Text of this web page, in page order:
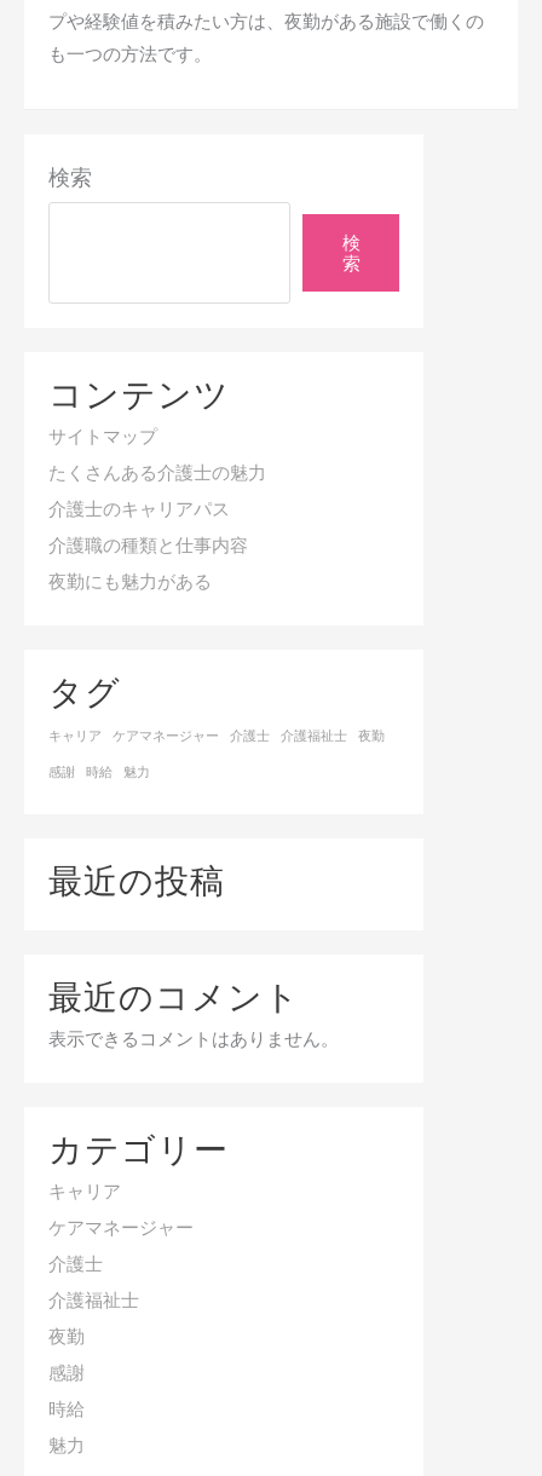
プや経験値を積みたい方は、夜勤がある施設で働くの
も一つの方法です。
検索
検
索
コンテンツ
サイトマップ
たくさんある介護士の魅力
介護士のキャリアパス
介護職の種類と仕事内容
夜勤にも魅力がある
タグ
キャリア ケアマネージャー 介護士 介護福祉士 夜勤
感謝 時給 魅力
最近の投稿
最近のコメント
表示できるコメントはありません。
カテゴリー
キャリア
ケアマネージャー
介護士
介護福祉士
夜勤
感謝
時給
魅力